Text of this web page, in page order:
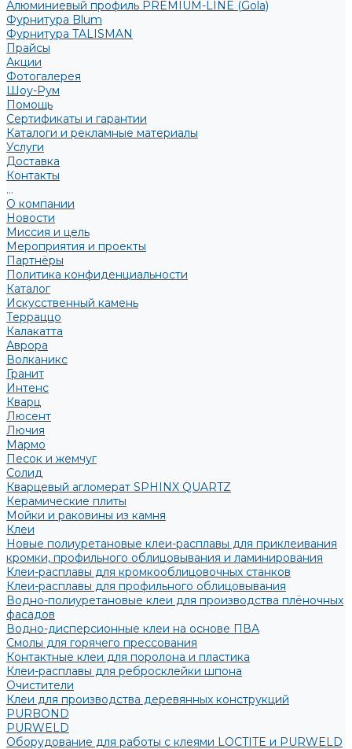
Алюминиевый профиль PREMIUM-LINE (Gola)
Фурнитура Blum
Фурнитура TALISMAN
Прайсы
Акции
Фотогалерея
Шоу-Рум
Помощь
Сертификаты и гарантии
Каталоги и рекламные материалы
Услуги
Доставка
Контакты
...
О компании
Новости
Миссия и цель
Мероприятия и проекты
Партнёры
Политика конфиденциальности
Каталог
Искусственный камень
Терраццо
Калакатта
Аврора
Волканикс
Гранит
Интенс
Кварц
Люсент
Лючия
Мармо
Песок и жемчуг
Солид
Кварцевый агломерат SPHINX QUARTZ
Керамические плиты
Мойки и раковины из камня
Клеи
Новые полиуретановые клеи-расплавы для приклеивания
кромки, профильного облицовывания и ламинирования
Клеи-расплавы для кромкооблицовочных станков
Клеи-расплавы для профильного облицовывания
Водно-полиуретановые клеи для производства плёночных
фасадов
Водно-дисперсионные клеи на основе ПВА
Смолы для горячего прессования
Контактные клеи для поролона и пластика
Клеи-расплавы для ребросклейки шпона
Очистители
Клеи для производства деревянных конструкций
PURBOND
PURWELD
Оборудование для работы с клеями LOCTITE и PURWELD